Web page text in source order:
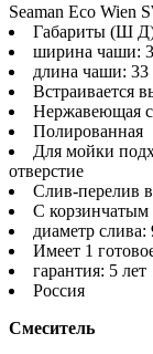
Seaman Eco Wien
Габариты (Ш
ширина чаши:
длина чаши: 33
Встраивается
Нержавеющая
Полированная
Для мойки
отверстие
Слив-перелив
С корзинчатым
диаметр слива:
Имеет 1
гарантия: 5 лет
Россия
Смеситель